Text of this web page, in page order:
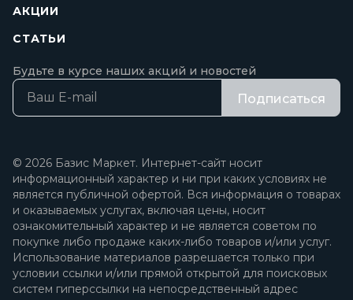
АКЦИИ
СТАТЬИ
Будьте в курсе наших акций и новостей
Подписаться
© 2026 Базис Маркет. Интернет-сайт носит
информационный характер и ни при каких условиях не
является публичной офертой. Вся информация о товарах
и оказываемых услугах, включая цены, носит
ознакомительный характер и не является советом по
покупке либо продаже каких-либо товаров и/или услуг.
Использование материалов разрешается только при
условии ссылки и/или прямой открытой для поисковых
систем гиперссылки на непосредственный адрес